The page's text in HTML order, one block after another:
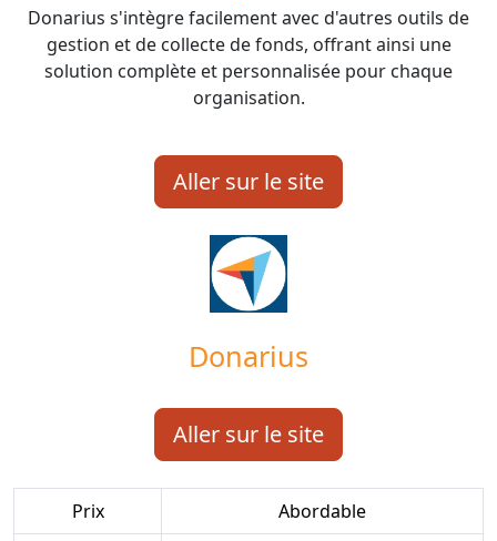
Donarius s'intègre facilement avec d'autres outils de
gestion et de collecte de fonds, offrant ainsi une
solution complète et personnalisée pour chaque
organisation.
Aller sur le site
Donarius
Aller sur le site
Prix Abordable